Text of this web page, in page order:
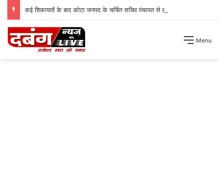
कई शिकायतों के बाद कोटा जनपद के चर्चित सचिव पंचायत से हटाए गए ।
Menu